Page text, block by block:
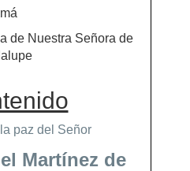
de Nuestra Señora de
paz del Señor
Martínez de